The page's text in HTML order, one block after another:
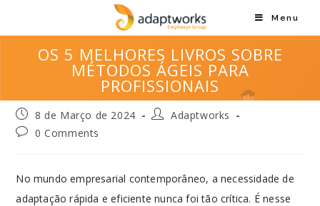
Menu
OS 5 MELHORES LIVROS SOBRE
MÉTODOS ÁGEIS PARA
PROFISSIONAIS
8 de Março de 2024
Adaptworks
0 Comments
No mundo empresarial contemporâneo, a necessidade de
adaptação rápida e eficiente nunca foi tão crítica. É nesse